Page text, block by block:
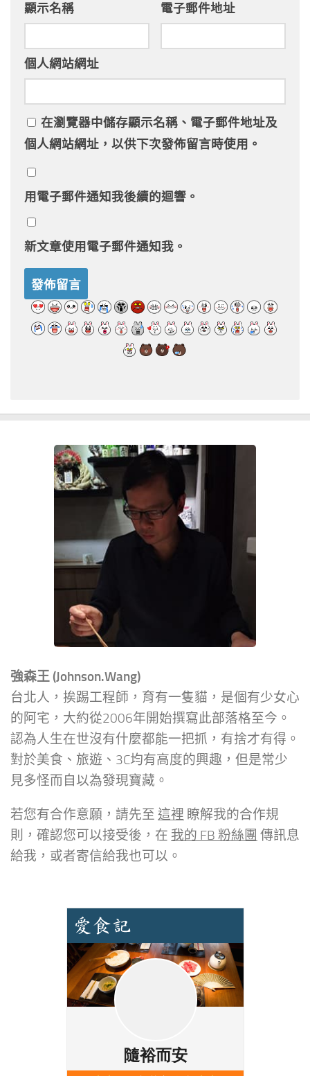
顯示名稱 電子郵件地址
個人網站網址
在瀏覽器中儲存顯示名稱、電子郵件地址及
個人網站網址，以供下次發佈留言時使用。
用電子郵件通知我後續的迴響。
新文章使用電子郵件通知我。
強森王 (Johnson.Wang)
台北人，挨踢工程師，育有一隻貓，是個有少女心
的阿宅，大約從2006年開始撰寫此部落格至今。
認為人生在世沒有什麼都能一把抓，有捨才有得。
對於美食、旅遊、3C均有高度的興趣，但是常少
見多怪而自以為發現寶藏。
若您有合作意願，請先至 這裡 瞭解我的合作規
則，確認您可以接受後，在 我的 FB 粉絲團 傳訊息
給我，或者寄信給我也可以。